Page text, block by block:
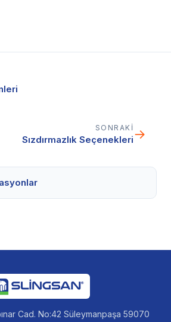
SONRAKI
Sızdırmazlık Seçenekleri→
Cad. No:42 Süleymanpaşa 59070